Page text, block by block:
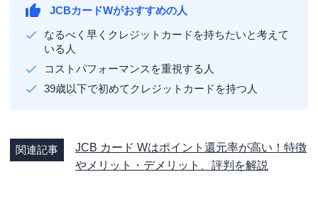
JCBカードWがおすすめの人
なるべく早くクレジットカードを持ちたいと考えて
いる人
コストパフォーマンスを重視する人
39歳以下で初めてクレジットカードを持つ人
関連記事
JCB カード Wはポイント還元率が高い！特徴
やメリット・デメリット、評判を解説